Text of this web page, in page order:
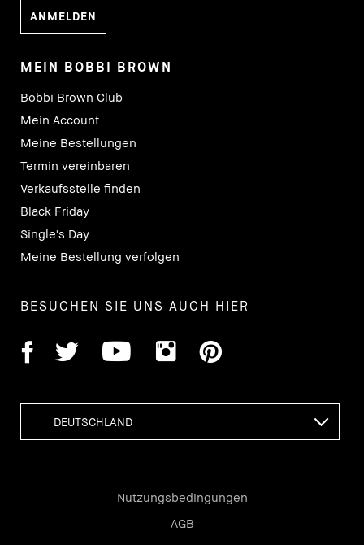
MEIN BOBBI BROWN
Bobbi Brown Club
Mein Account
Meine Bestellungen
Termin vereinbaren
Verkaufsstelle finden
Black Friday
Single's Day
Meine Bestellung verfolgen
BESUCHEN SIE UNS AUCH HIER
Nutzungsbedingungen
AGB